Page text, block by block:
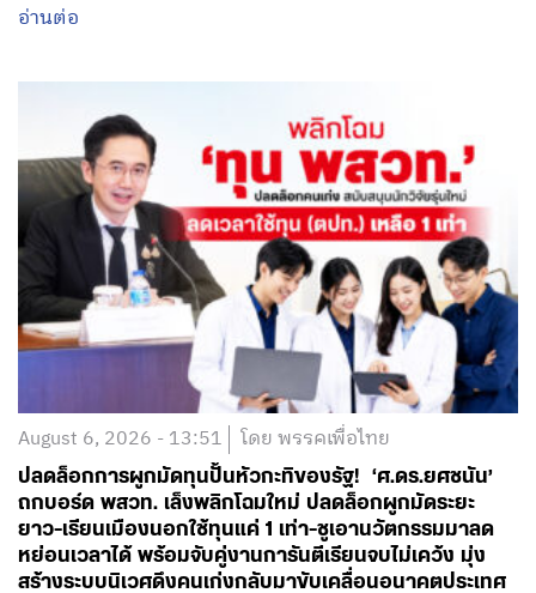
อ่านต่อ
August 6, 2026 - 13:51 โดย พรรคเพื่อไทย
ปลดล็อกการผูกมัดทุนปั้นหัวกะทิของรัฐ! ‘ศ.ดร.ยศชนัน’
ถกบอร์ด พสวท. เล็งพลิกโฉมใหม่ ปลดล็อกผูกมัดระยะ
ยาว-เรียนเมืองนอกใช้ทุนแค่ 1 เท่า-ชูเอานวัตกรรมมาลด
หย่อนเวลาได้ พร้อมจับคู่งานการันตีเรียนจบไม่เคว้ง มุ่ง
สร้างระบบนิเวศดึงคนเก่งกลับมาขับเคลื่อนอนาคตประเทศ